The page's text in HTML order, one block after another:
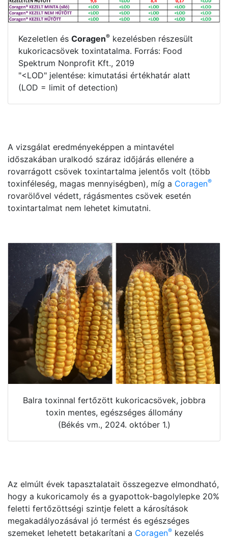
Kezeletlen és Coragen® kezelésben részesült
kukoricacsövek toxintatalma. Forrás: Food
Spektrum Nonprofit Kft., 2019
"<LOD" jelentése: kimutatási értékhatár alatt
(LOD = limit of detection)
A vizsgálat eredményeképpen a mintavétel
időszakában uralkodó száraz időjárás ellenére a
rovarrágott csövek toxintartalma jelentős volt (több
toxinféleség, magas mennyiségben), míg a Coragen®
rovarölővel védett, rágásmentes csövek esetén
toxintartalmat nem lehetet kimutatni.
Balra toxinnal fertőzött kukoricacsövek, jobbra
toxin mentes, egészséges állomány
(Békés vm., 2024. október 1.)
Az elmúlt évek tapasztalatait összegezve elmondható,
hogy a kukoricamoly és a gyapottok-bagolylepke 20%
feletti fertőzöttségi szintje felett a károsítások
megakadályozásával jó termést és egészséges
szemeket lehetett betakarítani a Coragen® kezelés